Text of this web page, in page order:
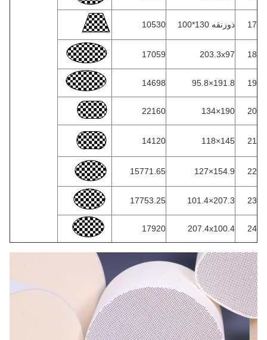
17 ذوزنقه 130*100 10530
18
203.3x97
17059
19
191.8×95.8
14698
20
190×134
22160
21
145×118
14120
22
154.9×127
15771.65
23
207.3×101.4
17753.25
24
207.4x100.4
17920